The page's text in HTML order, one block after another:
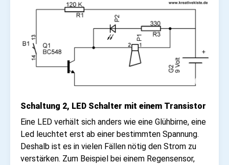
Schaltung 2, LED Schalter mit einem Transistor
Eine LED verhält sich anders wie eine Glühbirne, eine
Led leuchtet erst ab einer bestimmten Spannung.
Deshalb ist es in vielen Fällen nötig den Strom zu
verstärken. Zum Beispiel bei einem Regensensor,